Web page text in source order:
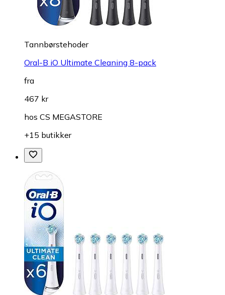
Tannbørstehoder
Oral-B iO Ultimate Cleaning 8-pack
fra
467 kr
hos CS MEGASTORE
+15 butikker